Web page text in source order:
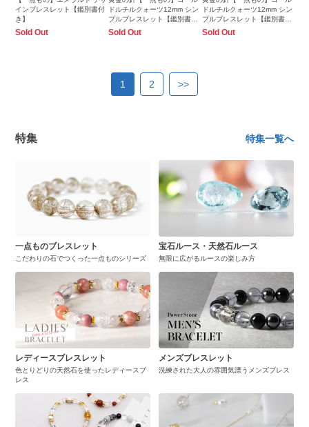
インブレスレット【鑑別書付
き】
Sold Out
ドルチルクォーツ12mm シン
プルブレスレット【鑑別書付
き】
Sold Out
ドルチルクォーツ12mm シン
プルブレスレット【鑑別書付
き】
Sold Out
1 2 >>
特集 特集一覧へ
一点ものブレスレット
こだわりの石でつくった一点ものシリーズ
宝石ルース・天然石ルース
無限に広がるルースの楽しみ方
レディースブレスレット
色とりどりの天然石を使ったレディースブ
レス
メンズブレスレット
洗練された大人の雰囲気漂うメンズブレス